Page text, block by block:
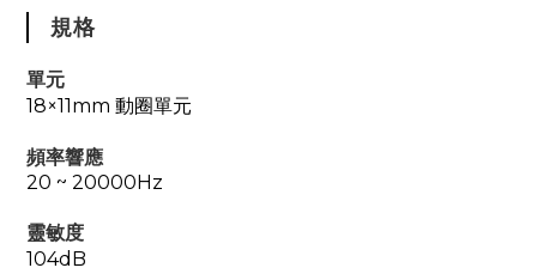
規格
單元
18×11mm 動圈單元
頻率響應
20 ~ 20000Hz
靈敏度
104dB